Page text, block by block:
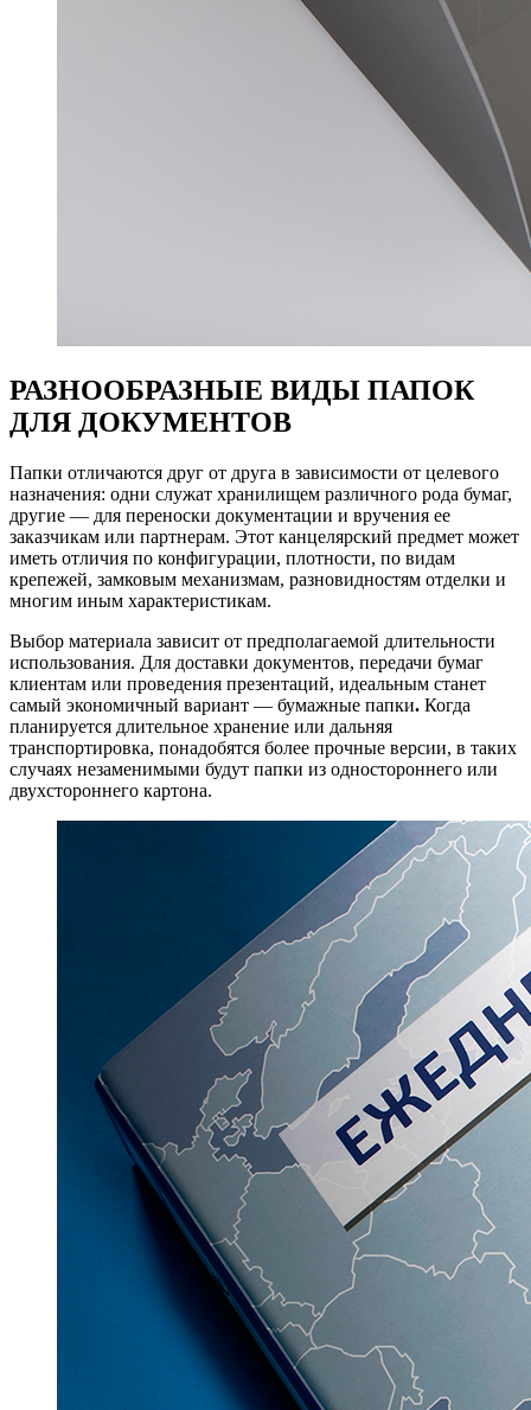
РАЗНООБРАЗНЫЕ ВИДЫ ПАПОК
ДЛЯ ДОКУМЕНТОВ
Папки отличаются друг от друга в зависимости от целевого
назначения: одни служат хранилищем различного рода бумаг,
другие — для переноски документации и вручения ее
заказчикам или партнерам. Этот канцелярский предмет может
иметь отличия по конфигурации, плотности, по видам
крепежей, замковым механизмам, разновидностям отделки и
многим иным характеристикам.
Выбор материала зависит от предполагаемой длительности
использования. Для доставки документов, передачи бумаг
клиентам или проведения презентаций, идеальным станет
самый экономичный вариант — бумажные папки. Когда
планируется длительное хранение или дальняя
транспортировка, понадобятся более прочные версии, в таких
случаях незаменимыми будут папки из одностороннего или
двухстороннего картона.